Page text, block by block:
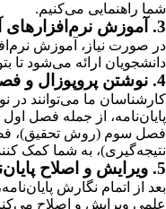
شما راهنمایی می‌کنیم.
3. آموزش نرم‌افزارهای آماری:
دانشجویان ارائه می‌شود تا
4. نوشتن پروپوزال و فصل‌های پایان‌نامه:
کارشناسان ما می‌توانند
پایان‌نامه، از جمله فصل
فصل سوم (روش تحقیق)،
نتیجه‌گیری)، به شما کمک
5. ویرایش و اصلاح پایان‌نامه:
بعد از اتمام نگارش
علمی ویرایش و اصلاح